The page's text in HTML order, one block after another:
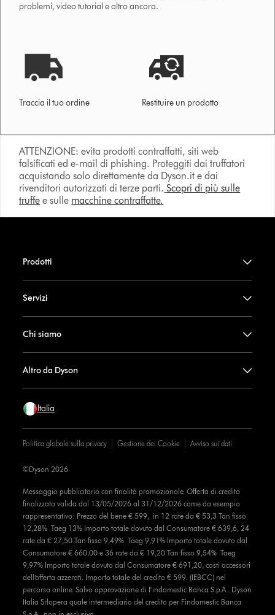
problemi, video tutorial e altro ancora.
Traccia il tuo ordine Restituire un prodotto
ATTENZIONE: evita prodotti contraffatti, siti web
falsificati ed e-mail di phishing. Proteggiti dai truffatori
acquistando solo direttamente da Dyson.it e dai
rivenditori autorizzati di terze parti. Scopri di più sulle
truffe e sulle macchine contraffatte.
Prodotti
Servizi
Chi siamo
Altro da Dyson
Italia
Politica globale sulla privacy Gestione dei Cookie Avviso sui dati
Messaggio pubblicitario con finalità promozionale. Offerta di credito
finalizzato valida dal 13/05/2026 al 31/12/2026 come da esempio
rappresentativo: Prezzo del bene € 599, in 12 rate da € 53,3 Tan fisso
12,28% Taeg 13% Importo totale dovuto dal Consumatore € 639,6, 24
rate da € 27,50 Tan fisso 9,49% Taeg 9,91% Importo totale dovuto dal
Consumatore € 660,00 e 36 rate da € 19,20 Tan fisso 9,54% Taeg
9,97% Importo totale dovuto dal Consumatore € 691,20, costi accessori
dell’offerta azzerati. Importo totale del credito € 599. (IEBCC) nel
percorso online. Salvo approvazione di Findomestic Banca S.p.A.. Dyson
Italia Srlopera quale intermediario del credito per Findomestic Banca
©Dyson 2026